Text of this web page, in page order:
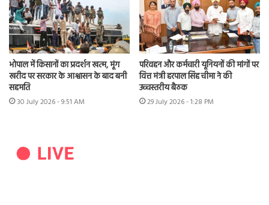
भोपाल में किसानों का प्रदर्शन खत्म, मूंग
खरीद पर सरकार के आश्वासन के बाद बनी
सहमति
30 July 2026 - 9:51 AM
परिवहन और कर्मचारी यूनियनों की मांगों पर
वित्त मंत्री हरपाल सिंह चीमा ने की
उच्चस्तरीय बैठक
29 July 2026 - 1:28 PM